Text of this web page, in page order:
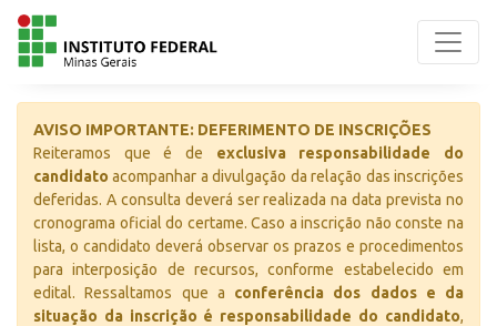
AVISO IMPORTANTE: DEFERIMENTO DE INSCRIÇÕES
Reiteramos que é de exclusiva responsabilidade do
candidato acompanhar a divulgação da relação das inscrições
deferidas. A consulta deverá ser realizada na data prevista no
cronograma oficial do certame. Caso a inscrição não conste na
lista, o candidato deverá observar os prazos e procedimentos
para interposição de recursos, conforme estabelecido em
edital. Ressaltamos que a conferência dos dados e da
situação da inscrição é responsabilidade do candidato,